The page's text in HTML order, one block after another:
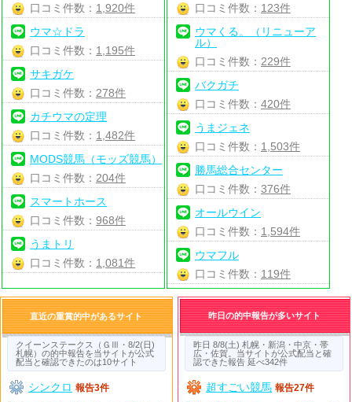
口コミ件数： 1,920件
ウマ☆ドラ
口コミ件数： 1,195件
サキガケ
口コミ件数： 278件
カチウマの定理
口コミ件数： 1,482件
MODS競馬（モッズ競馬）
口コミ件数： 204件
スマートホース
口コミ件数：968件
うまトリ
口コミ件数： 1,081件
口コミ件数： 123件
ウマくる。（リニューア
ル）
口コミ件数： 229件
バクガチ
口コミ件数： 420件
うまジェネ
口コミ件数： 1,503件
勝馬総合センター
口コミ件数： 376件
オールウイン
口コミ件数： 1,594件
ウマフル
口コミ件数： 119件
直近の重賞的中があるサイト
クイーンステークス（ＧⅢ・8/2(日)
札幌）の的中報告を当サイトが公式
配当と確認できたのは10サイト
シンクロ 報告3件
昨日の的中報告が多いサイト
昨日 8/8(土) 札幌・新潟・中京・帯
広・佐賀。当サイトが公式配当と確
認できた報告 延べ342件
超すごい競馬 報告27件